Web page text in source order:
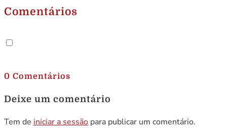
Comentários
0 Comentários
Deixe um comentário
Tem de iniciar a sessão para publicar um comentário.